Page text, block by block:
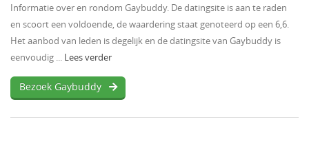
Informatie over en rondom Gaybuddy. De datingsite is aan te raden
en scoort een voldoende, de waardering staat genoteerd op een 6,6.
Het aanbod van leden is degelijk en de datingsite van Gaybuddy is
eenvoudig ... Lees verder
Bezoek Gaybuddy